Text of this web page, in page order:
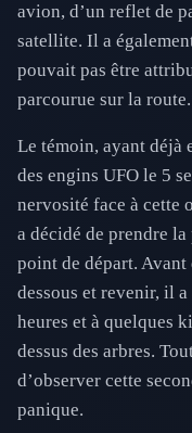
avion, d’un reflet de
satellite. Il a
pouvait pas être
parcourue sur la route.
Le témoin, ayant déjà
des engins UFO le 5
nervosité face à cette
a décidé de prendre
point de départ. Avant
dessous et revenir, il
heures et à quelques
dessus des arbres.
d’observer cette
panique.